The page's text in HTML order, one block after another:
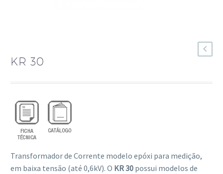
KR 30
Transformador de Corrente modelo epóxi para medição,
em baixa tensão (até 0,6kV). O KR 30 possui modelos de